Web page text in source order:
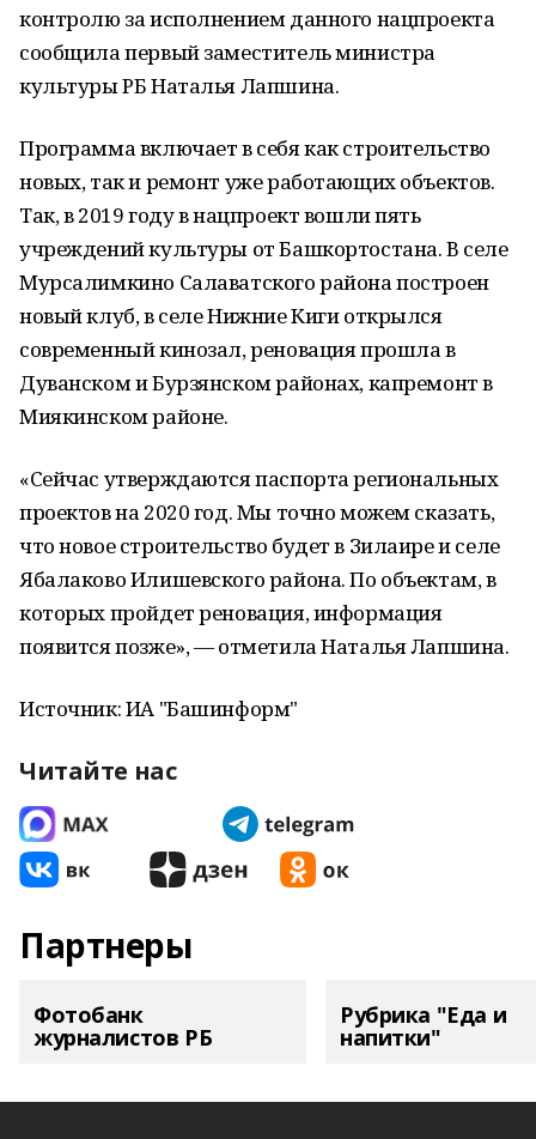
контролю за исполнением данного нацпроекта
сообщила первый заместитель министра
культуры РБ Наталья Лапшина.
Программа включает в себя как строительство
новых, так и ремонт уже работающих объектов.
Так, в 2019 году в нацпроект вошли пять
учреждений культуры от Башкортостана. В селе
Мурсалимкино Салаватского района построен
новый клуб, в селе Нижние Киги открылся
современный кинозал, реновация прошла в
Дуванском и Бурзянском районах, капремонт в
Миякинском районе.
«Сейчас утверждаются паспорта региональных
проектов на 2020 год. Мы точно можем сказать,
что новое строительство будет в Зилаире и селе
Ябалаково Илишевского района. По объектам, в
которых пройдет реновация, информация
появится позже», — отметила Наталья Лапшина.
Источник: ИА "Башинформ"
Читайте нас
Партнеры
Фотобанк
журналистов РБ
Рубрика "Еда и
напитки"